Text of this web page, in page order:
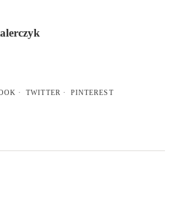
TWITTER PINTEREST